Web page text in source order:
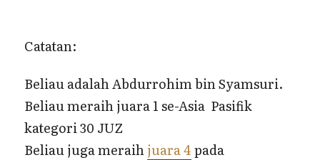
Catatan:
Beliau adalah Abdurrohim bin Syamsuri.
Beliau meraih juara 1 se-Asia Pasifik
kategori 30 JUZ
Beliau juga meraihjuara 4pada